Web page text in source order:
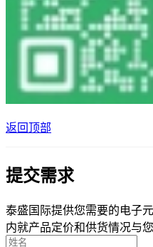
返回顶部
提交需求
泰盛国际提供您需要的电子
内就产品定价和供货情况与您